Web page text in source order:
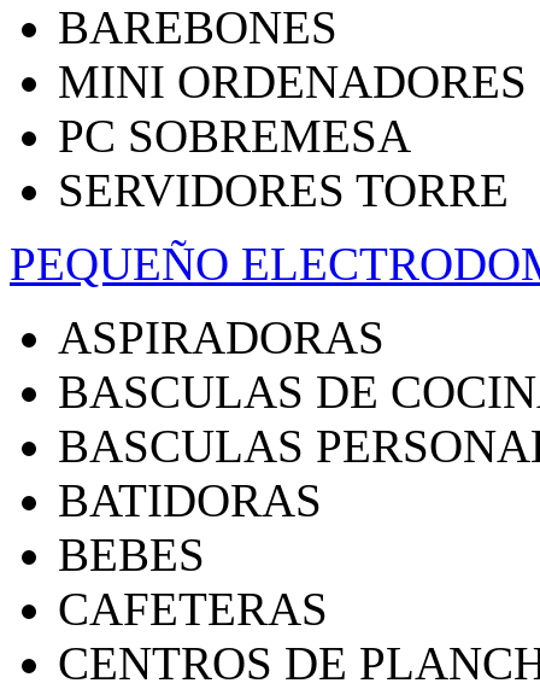
BAREBONES
MINI ORDENADORES
PC SOBREMESA
SERVIDORES TORRE
PEQUEÑO
ASPIRADORAS
BASCULAS DE
BASCULAS
BATIDORAS
BEBES
CAFETERAS
CENTROS DE